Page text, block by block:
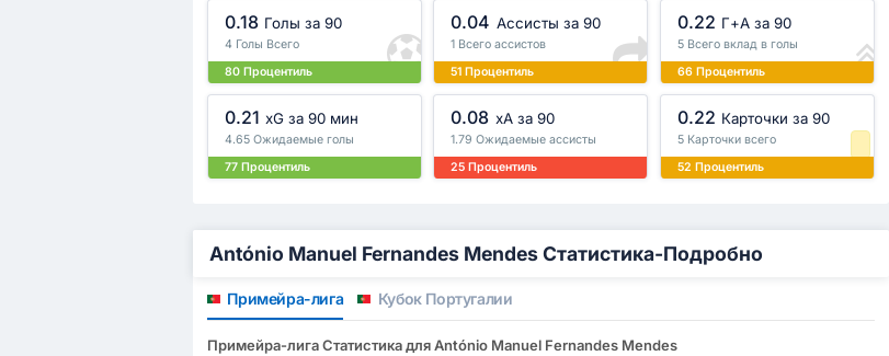
0.18 Голы за 90
4 Голы Всего
80 Процентиль
0.04 Ассисты за 90
1 Всего ассистов
51 Процентиль
0.22 Г+A за 90
5 Всего вклад в голы
66 Процентиль
0.21 xG за 90 мин
4.65 Ожидаемые голы
77 Процентиль
0.08 xA за 90
1.79 Ожидаемые ассисты
25 Процентиль
0.22 Карточки за 90
5 Карточки всего
52 Процентиль
António Manuel Fernandes Mendes Статистика-Подробно
Примейра-лига Кубок Португалии
Примейра-лига Статистика для António Manuel Fernandes Mendes